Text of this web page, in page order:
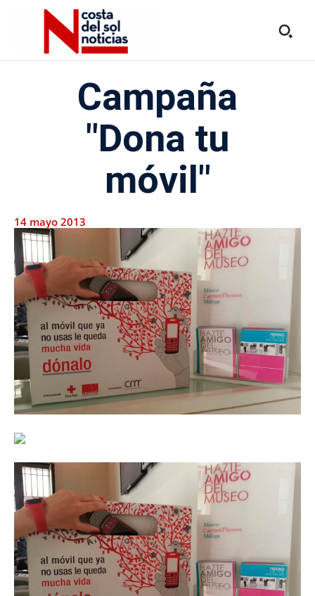
Campaña
"Dona tu
móvil"
14 mayo 2013